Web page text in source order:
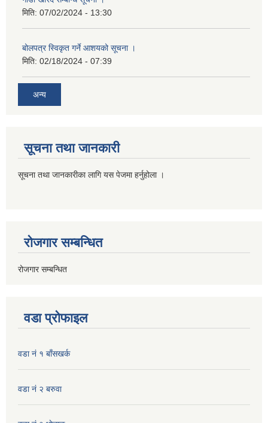
मिति: 07/02/2024 - 13:30
बोलपत्र स्विकृत गर्ने आशयको सूचना ।
मिति: 02/18/2024 - 07:39
अन्य
सूचना तथा जानकारी
सूचना तथा जानकारीका लागि यस पेजमा हर्नुहोला ।
रोजगार सम्बन्धित
रोजगार सम्बन्धित
वडा प्रोफाइल
वडा नं १ बाँसखर्क
वडा नं २ बरुवा